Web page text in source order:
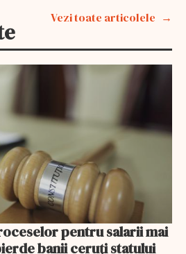
Vezi toate articolele
pentru salarii mai
banii ceruți statului